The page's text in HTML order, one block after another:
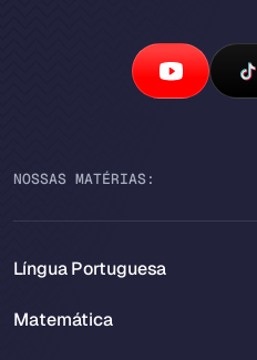
NOSSAS MATÉRIAS:
Língua Portuguesa
Matemática